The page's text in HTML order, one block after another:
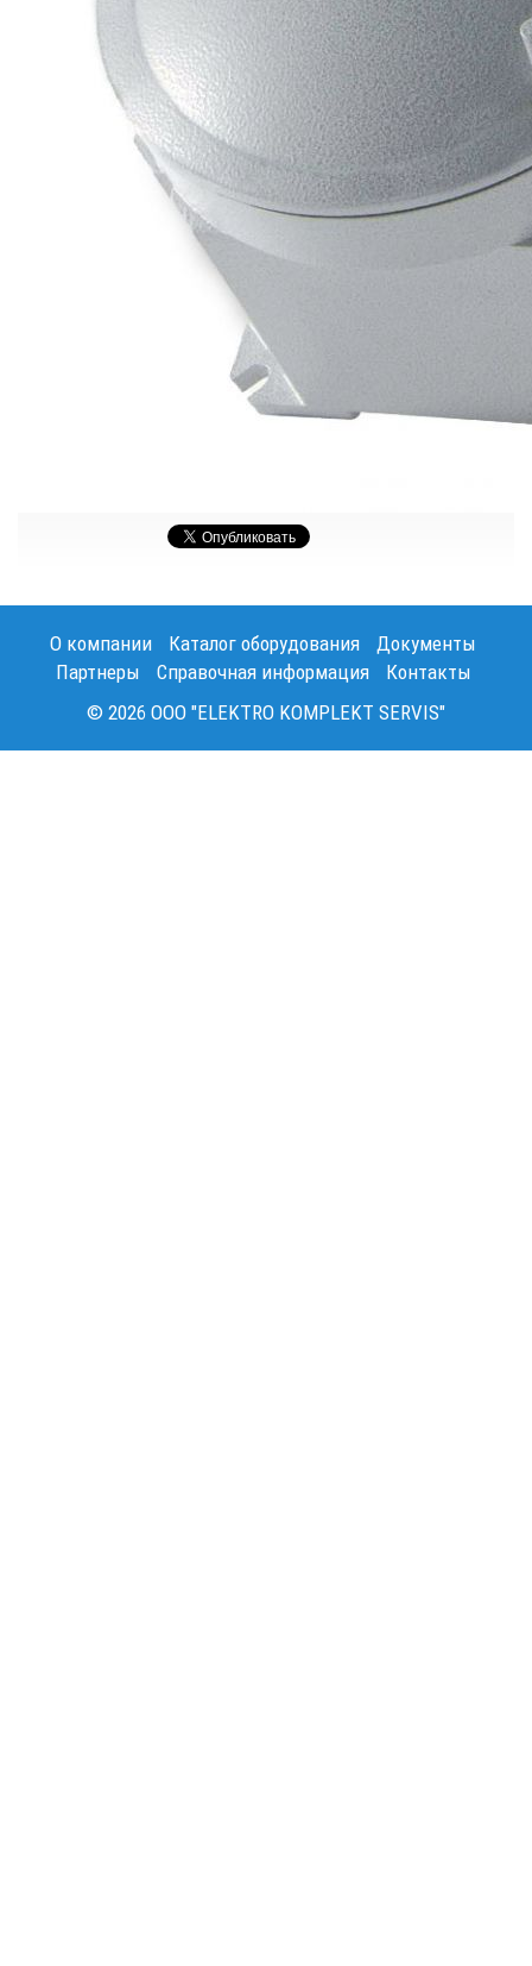
О компании Каталог оборудования
Документы
Партнеры
Справочная информация
Контакты
© 2026 OOO "ELEKTRO KOMPLEKT SERVIS"